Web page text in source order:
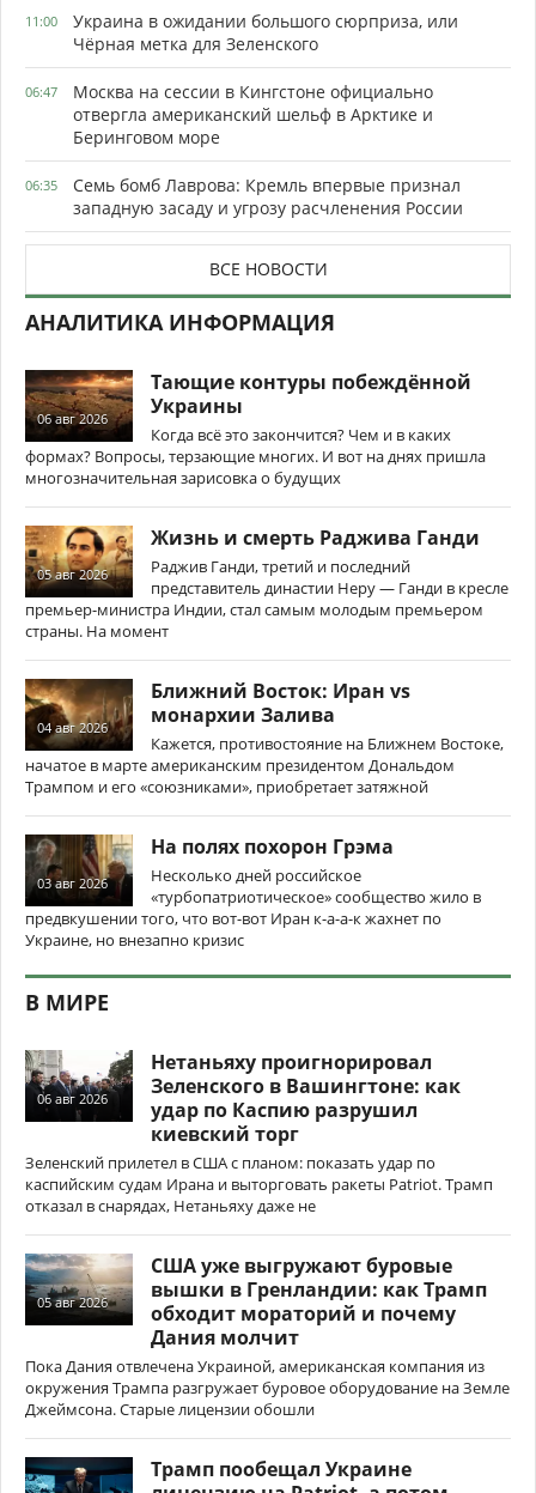
11:00
Украина в ожидании большого сюрприза, или
Чёрная метка для Зеленского
06:47
Москва на сессии в Кингстоне официально
отвергла американский шельф в Арктике и
Беринговом море
06:35
Семь бомб Лаврова: Кремль впервые признал
западную засаду и угрозу расчленения России
ВСЕ НОВОСТИ
АНАЛИТИКА ИНФОРМАЦИЯ
06 авг 2026
Тающие контуры побеждённой
Украины
Когда всё это закончится? Чем и в каких
формах? Вопросы, терзающие многих. И вот на днях пришла
многозначительная зарисовка о будущих
05 авг 2026
Жизнь и смерть Раджива Ганди
Раджив Ганди, третий и последний
представитель династии Неру — Ганди в кресле
премьер-министра Индии, стал самым молодым премьером
страны. На момент
04 авг 2026
Ближний Восток: Иран vs
монархии Залива
Кажется, противостояние на Ближнем Востоке,
начатое в марте американским президентом Дональдом
Трампом и его «союзниками», приобретает затяжной
03 авг 2026
На полях похорон Грэма
Несколько дней российское
«турбопатриотическое» сообщество жило в
предвкушении того, что вот-вот Иран к-а-а-к жахнет по
Украине, но внезапно кризис
В МИРЕ
06 авг 2026
Нетаньяху проигнорировал
Зеленского в Вашингтоне: как
удар по Каспию разрушил
киевский торг
Зеленский прилетел в США с планом: показать удар по
каспийским судам Ирана и выторговать ракеты Patriot. Трамп
отказал в снарядах, Нетаньяху даже не
05 авг 2026
США уже выгружают буровые
вышки в Гренландии: как Трамп
обходит мораторий и почему
Дания молчит
Пока Дания отвлечена Украиной, американская компания из
окружения Трампа разгружает буровое оборудование на Земле
Джеймсона. Старые лицензии обошли
Трамп пообещал Украине